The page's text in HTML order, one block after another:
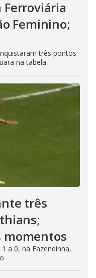
Feminino;
três pontos
na tabela
três
momentos
a 0, na Fazendinha,